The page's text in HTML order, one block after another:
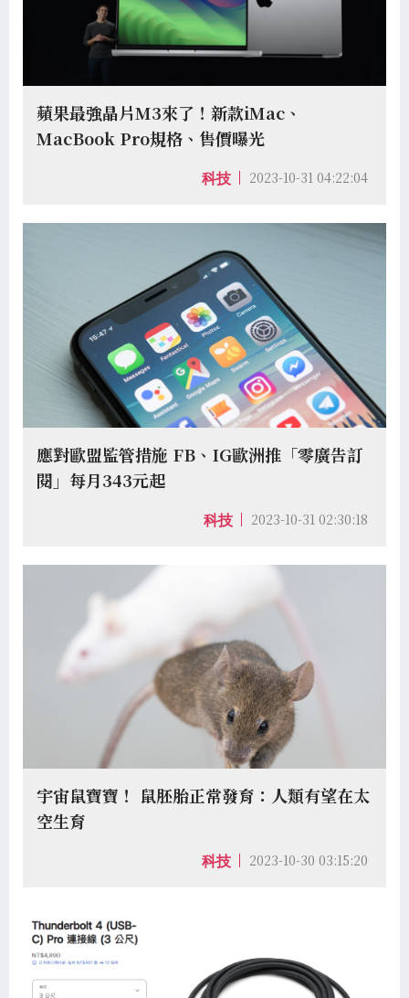
蘋果最強晶片M3來了！新款iMac、
MacBook Pro規格、售價曝光
科技 2023-10-31 04:22:04
應對歐盟監管措施 FB、IG歐洲推「零廣告訂
閱」每月343元起
科技 2023-10-31 02:30:18
宇宙鼠寶寶！ 鼠胚胎正常發育：人類有望在太
空生育
科技 2023-10-30 03:15:20